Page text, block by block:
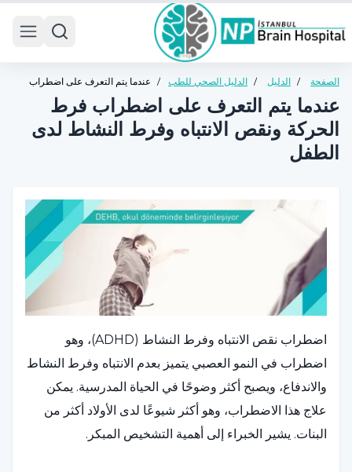
الصفحة
/ الدليل
/ الدليل الصحي للطب
النفسي للأطفال
والمراهقين
/
عندما يتم التعرف على اضطراب
فرط الحركة ونقص الانتباه وفرط
النشاط لدى الطفل
عندما يتم التعرف على اضطراب فرط
الحركة ونقص الانتباه وفرط النشاط لدى
الطفل
اضطراب نقص الانتباه وفرط النشاط (ADHD)، وهو
اضطراب في النمو العصبي يتميز بعدم الانتباه وفرط النشاط
والاندفاع، ويصبح أكثر وضوحًا في الحياة المدرسية. يمكن
علاج هذا الاضطراب، وهو أكثر شيوعًا لدى الأولاد أكثر من
البنات. يشير الخبراء إلى أهمية التشخيص المبكر.